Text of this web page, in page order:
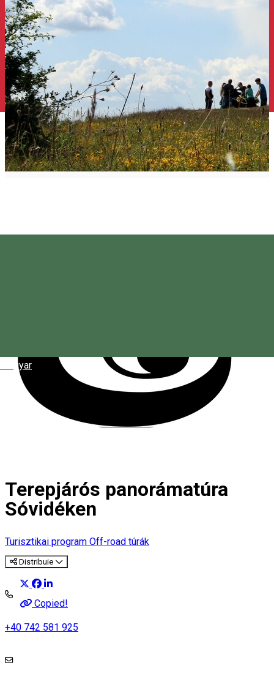
Magyar
Terepjárós panorámatúra
Sóvidéken
Turisztikai program Off-road túrák
Distribuie
Copied!
+40 742 581 925